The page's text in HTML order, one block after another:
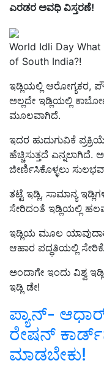
ಎರಡರ ಅವಧಿ ವಿಸ್ತರಣೆ!
World Idli Day
of South India?!
ಇಡ್ಲಿಯಲ್ಲಿ ಆರೋಗ್ಯಕರ,
ಅಲ್ಲದೇ ಇಡ್ಲಿಯಲ್ಲಿ
ಮೂಲವಾಗಿದೆ.
ಇದರ ಹುದುಗುವಿಕೆ
ಹೆಚ್ಚಿಸುತ್ತದೆ ಎನ್ನಲಾಗಿದೆ.
ಜೀರ್ಣಿಸಿಕೊಳ್ಳಲು
ತಟ್ಟೆ ಇಡ್ಲಿ, ಸಾಮಾನ್ಯ
ಸೇರಿದಂತೆ ಇಡ್ಲಿಯಲ್ಲಿ
ಇಡ್ಲಿಯ ಮೂಲ
ಆಹಾರ ಪದ್ಧತಿಯಲ್ಲಿ
ಅಂದಾಗೇ ಇಂದು ವಿಶ್ವ
ಇಡ್ಲಿ ಡೇ!
ಪ್ಯಾನ್‌-
ರೇಷನ್‌
ಮಾಡಬೇಕು!